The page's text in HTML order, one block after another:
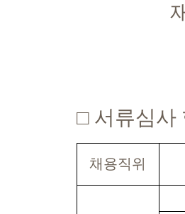
□ 서류심사
채용직위